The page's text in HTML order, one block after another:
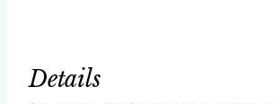
Details